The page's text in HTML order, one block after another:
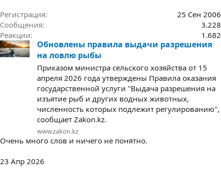
Регистрация
25 Сен 2006
Сообщения
3.228
Реакции
1.682
Обновлены правила выдачи разрешения
на ловлю рыбы
Приказом министра сельского хозяйства от 15
апреля 2026 года утверждены Правила оказания
государственной услуги "Выдача разрешения на
изъятие рыб и других водных животных,
численность которых подлежит регулированию",
сообщает Zakon.kz.
www.zakon.kz
Очень много слов и ничего не понятно.
23 Апр 2026